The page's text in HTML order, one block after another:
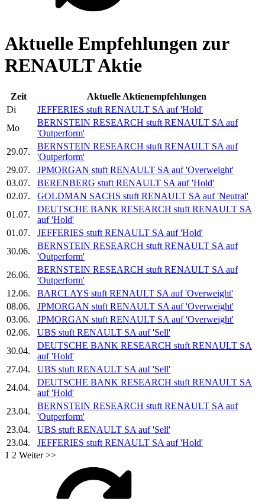
Aktuelle Empfehlungen zur
RENAULT Aktie
Zeit
Aktuelle Aktienempfehlungen
Di
JEFFERIES stuft RENAULT SA auf 'Hold'
Mo
BERNSTEIN RESEARCH stuft RENAULT SA auf
'Outperform'
29.07.
BERNSTEIN RESEARCH stuft RENAULT SA auf
'Outperform'
29.07.
JPMORGAN stuft RENAULT SA auf 'Overweight'
03.07.
BERENBERG stuft RENAULT SA auf 'Hold'
02.07.
GOLDMAN SACHS stuft RENAULT SA auf 'Neutral'
01.07.
DEUTSCHE BANK RESEARCH stuft RENAULT SA
auf 'Hold'
01.07.
JEFFERIES stuft RENAULT SA auf 'Hold'
30.06.
BERNSTEIN RESEARCH stuft RENAULT SA auf
'Outperform'
26.06.
BERNSTEIN RESEARCH stuft RENAULT SA auf
'Outperform'
12.06.
BARCLAYS stuft RENAULT SA auf 'Overweight'
08.06.
JPMORGAN stuft RENAULT SA auf 'Overweight'
03.06.
JPMORGAN stuft RENAULT SA auf 'Overweight'
02.06.
UBS stuft RENAULT SA auf 'Sell'
30.04.
DEUTSCHE BANK RESEARCH stuft RENAULT SA
auf 'Hold'
27.04.
UBS stuft RENAULT SA auf 'Sell'
24.04.
DEUTSCHE BANK RESEARCH stuft RENAULT SA
auf 'Hold'
23.04.
BERNSTEIN RESEARCH stuft RENAULT SA auf
'Outperform'
23.04.
UBS stuft RENAULT SA auf 'Sell'
23.04.
JEFFERIES stuft RENAULT SA auf 'Hold'
1 2 Weiter >>